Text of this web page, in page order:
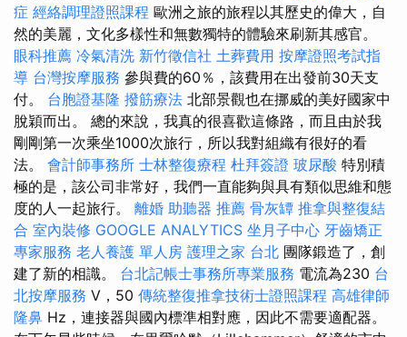
症 經絡調理證照課程 歐洲之旅的旅程以其歷史的偉大，自
然的美麗，文化多樣性和無數獨特的體驗來刷新其感官。
眼科推薦 冷氣清洗 新竹徵信社 土葬費用 按摩證照考試指
導 台灣按摩服務 參與費的60％，該費用在出發前30天支
付。 台胞證基隆 撥筋療法 北部景觀也在挪威的美好國家中
脫穎而出。 總的來說，我真的很喜歡這條路，而且由於我
剛剛第一次乘坐1000次旅行，所以我對組織有很好的看
法。 會計師事務所 士林整復療程 杜拜簽證 玻尿酸 特別積
極的是，該公司非常好，我們一直能夠與具有類似思維和態
度的人一起旅行。 離婚 助聽器 推薦 骨灰罈 推拿與整復結
合 室內裝修 GOOGLE ANALYTICS 坐月子中心 牙齒矯正
專家服務 老人養護 單人房 護理之家 台北 團隊鍛造了，創
建了新的相識。 台北記帳士事務所專業服務 電流為230 台
北按摩服務 V，50 傳統整復推拿技術士證照課程 高雄律師
隆鼻 Hz，連接器與國內標準相對應，因此不需要適配器。